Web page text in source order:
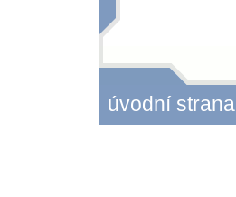
úvodní strana